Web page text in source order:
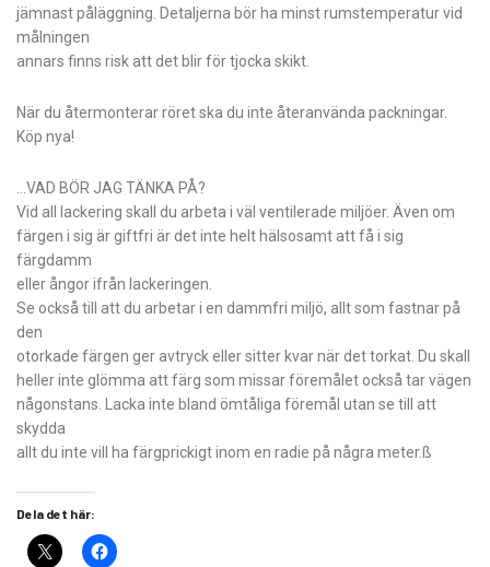
jämnast påläggning. Detaljerna bör ha minst rumstemperatur vid
målningen
annars finns risk att det blir för tjocka skikt.
När du återmonterar röret ska du inte återanvända packningar.
Köp nya!
…VAD BÖR JAG TÄNKA PÅ?
Vid all lackering skall du arbeta i väl ventilerade miljöer. Även om
färgen i sig är giftfri är det inte helt hälsosamt att få i sig
färgdamm
eller ångor ifrån lackeringen.
Se också till att du arbetar i en dammfri miljö, allt som fastnar på
den
otorkade färgen ger avtryck eller sitter kvar när det torkat. Du skall
heller inte glömma att färg som missar föremålet också tar vägen
någonstans. Lacka inte bland ömtåliga föremål utan se till att
skydda
allt du inte vill ha färgprickigt inom en radie på några meter.ß
Dela det här: